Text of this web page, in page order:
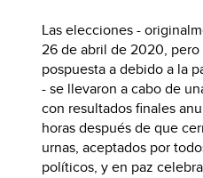
Las elecciones -
26 de abril de 2020,
pospuesta a debido a la
- se llevaron a cabo de
con resultados finales
horas después de que
urnas, aceptados por
políticos, y en paz